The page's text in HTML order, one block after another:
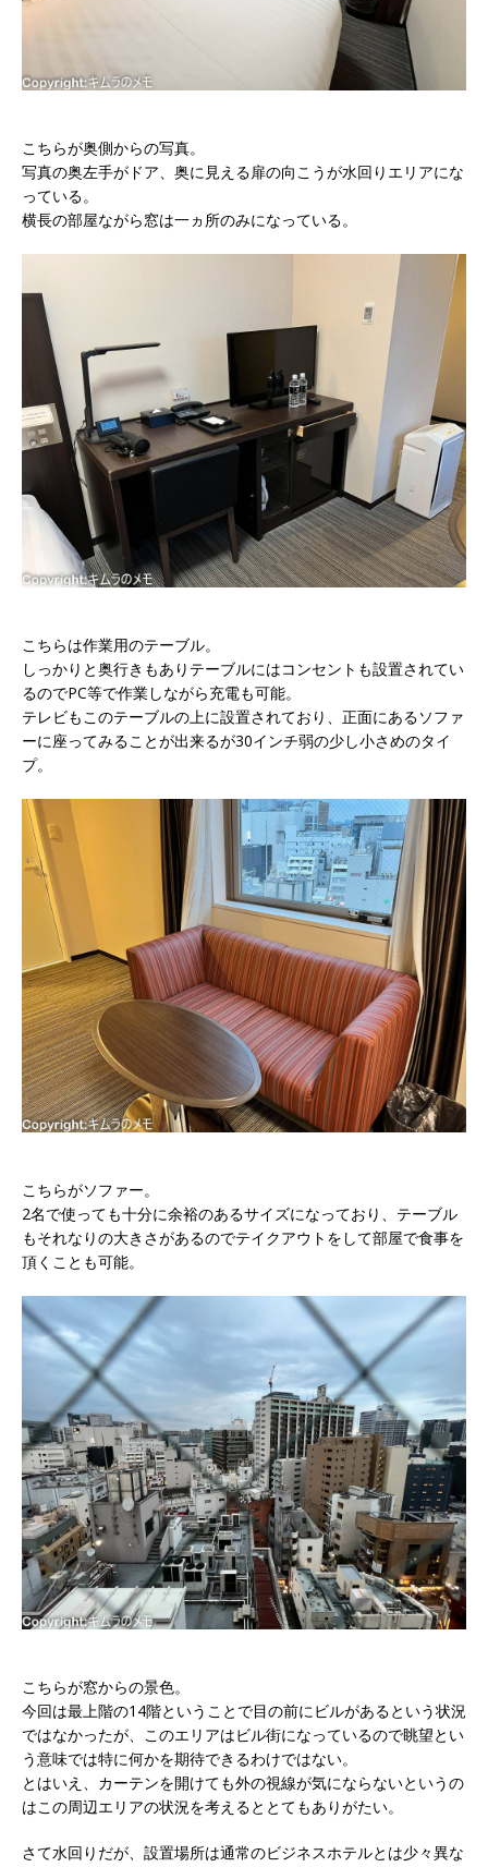
こちらが奥側からの写真。
写真の奥左手がドア、奥に見える扉の向こうが水回りエリアにな
っている。
横長の部屋ながら窓は一ヵ所のみになっている。
こちらは作業用のテーブル。
しっかりと奥行きもありテーブルにはコンセントも設置されてい
るのでPC等で作業しながら充電も可能。
テレビもこのテーブルの上に設置されており、正面にあるソファ
ーに座ってみることが出来るが30インチ弱の少し小さめのタイ
プ。
こちらがソファー。
2名で使っても十分に余裕のあるサイズになっており、テーブル
もそれなりの大きさがあるのでテイクアウトをして部屋で食事を
頂くことも可能。
こちらが窓からの景色。
今回は最上階の14階ということで目の前にビルがあるという状況
ではなかったが、このエリアはビル街になっているので眺望とい
う意味では特に何かを期待できるわけではない。
とはいえ、カーテンを開けても外の視線が気にならないというの
はこの周辺エリアの状況を考えるととてもありがたい。
さて水回りだが、設置場所は通常のビジネスホテルとは少々異な